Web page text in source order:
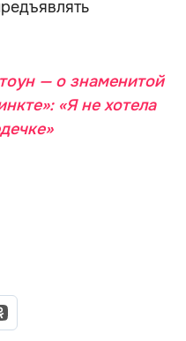
— о знаменитой
«Я не хотела